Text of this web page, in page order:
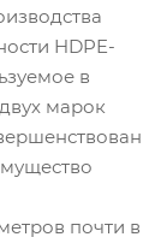
HDPE-
в
марок
почти в